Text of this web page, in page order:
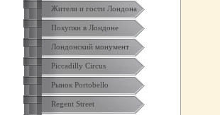
Жители и гости Лондона
Покупки в Лондоне
Лондонский монумент
Piccadilly Circus
Рынок Portobello
Regent Street